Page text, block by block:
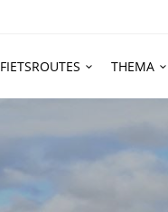
FIETSROUTES THEMA